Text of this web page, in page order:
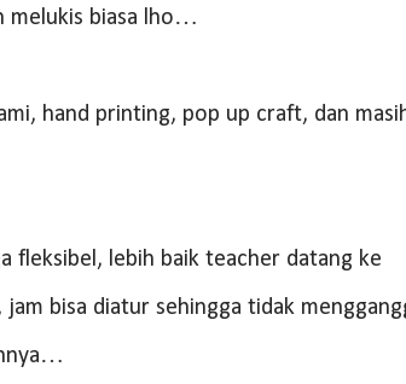
melukis biasa lho…
hand printing, pop up craft, dan
fleksibel, lebih baik teacher datang ke
bisa diatur sehingga tidak